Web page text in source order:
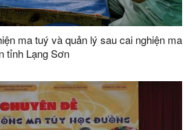
ma tuý và quản lý sau cai nghiện ma
tỉnh Lạng Sơn